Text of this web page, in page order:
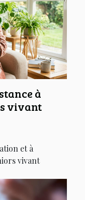
à
vivant
et à
vivant